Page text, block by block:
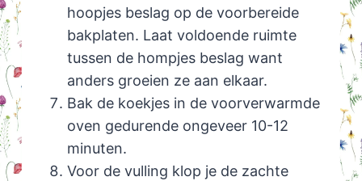
hoopjes beslag op de voorbereide
bakplaten. Laat voldoende ruimte
tussen de hompjes beslag want
anders groeien ze aan elkaar.
Bak de koekjes in de voorverwarmde
oven gedurende ongeveer 10-12
minuten.
Voor de vulling klop je de zachte